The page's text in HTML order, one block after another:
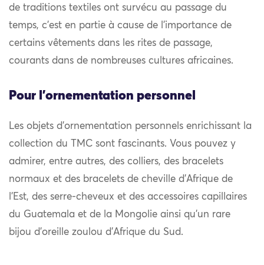
de traditions textiles ont survécu au passage du
temps, c’est en partie à cause de l’importance de
certains vêtements dans les rites de passage,
courants dans de nombreuses cultures africaines.
Pour l'ornementation personnel
Les objets d’ornementation personnels enrichissant la
collection du TMC sont fascinants. Vous pouvez y
admirer, entre autres, des colliers, des bracelets
normaux et des bracelets de cheville d’Afrique de
l’Est, des serre-cheveux et des accessoires capillaires
du Guatemala et de la Mongolie ainsi qu’un rare
bijou d’oreille zoulou d’Afrique du Sud.